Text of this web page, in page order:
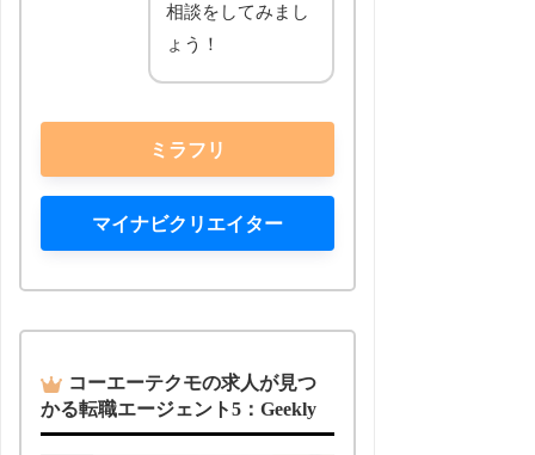
相談をしてみまし
ょう！
ミラフリ
マイナビクリエイター
コーエーテクモの求人が見つ
かる転職エージェント5：Geekly